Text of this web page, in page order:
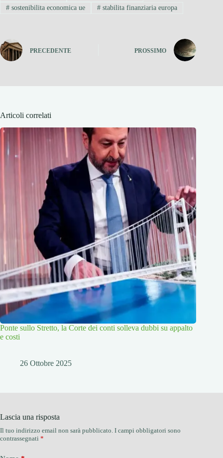
#sostenibilita economica ue #stabilita finanziaria europa
PRECEDENTE PROSSIMO
Articoli correlati
Ponte sullo Stretto, la Corte dei conti solleva dubbi su appalto
e costi
26 Ottobre 2025
Lascia una risposta
Il tuo indirizzo email non sarà pubblicato. I campi obbligatori sono
contrassegnati *